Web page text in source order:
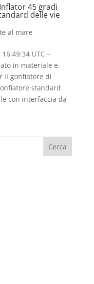
45 gradi
delle vie
al mare
UTC –
in materiale e
il gonfiatore di
standard
con interfaccia da